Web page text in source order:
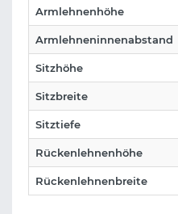
Armlehnenhöhe
Armlehneninnenabstand
Sitzhöhe
Sitzbreite
Sitztiefe
Rückenlehnenhöhe
Rückenlehnenbreite